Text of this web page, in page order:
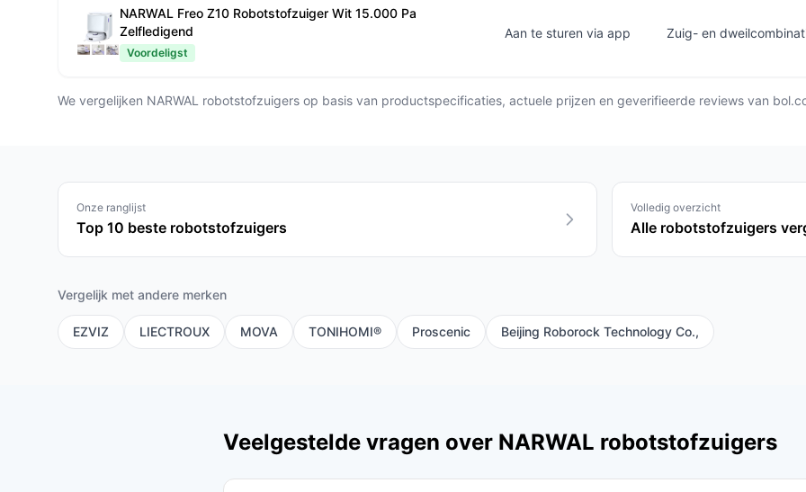
NARWAL Freo Z10 Robotstofzuiger Wit 15.000 Pa
Zelfledigend
Voordeligst
Aan te sturen via app Zuig- en
We vergelijken NARWAL robotstofzuigers op basis van productspecificaties, actuele prijzen en geverifieerde reviews van
Onze ranglijst
Top 10 beste robotstofzuigers
Volledig overzicht
Alle robotstofzuigers
Vergelijk met andere merken
EZVIZ LIECTROUX MOVA TONIHOMI® Proscenic Beijing Roborock Technology Co.,
Veelgestelde vragen over NARWAL robotstofzuigers